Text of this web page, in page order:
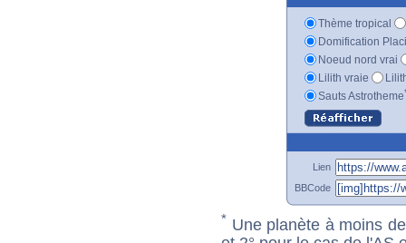
Thème tropical
Domification
Noeud nord vrai
Lilith vraie
Sauts Astrotheme
Lien
BBCode
* Une planète à moins